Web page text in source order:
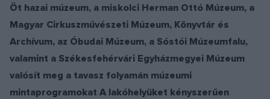
Öt hazai múzeum, a miskolci Herman Ottó Múzeum, a
Magyar Cirkuszművészeti Múzeum, Könyvtár és
Archívum, az Óbudai Múzeum, a Sóstói Múzeumfalu,
valamint a Székesfehérvári Egyházmegyei Múzeum
valósít meg a tavasz folyamán múzeumi
mintaprogramokat A lakóhelyüket kényszerűen